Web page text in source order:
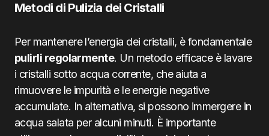
Metodi di Pulizia dei Cristalli
Per mantenere l’energia dei cristalli, è fondamentale
pulirli regolarmente. Un metodo efficace è lavare
i cristalli sotto acqua corrente, che aiuta a
rimuovere le impurità e le energie negative
accumulate. In alternativa, si possono immergere in
acqua salata per alcuni minuti. È importante